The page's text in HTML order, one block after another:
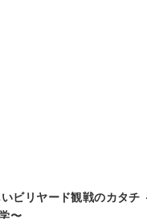
ビリヤード観戦のカタチ
〜